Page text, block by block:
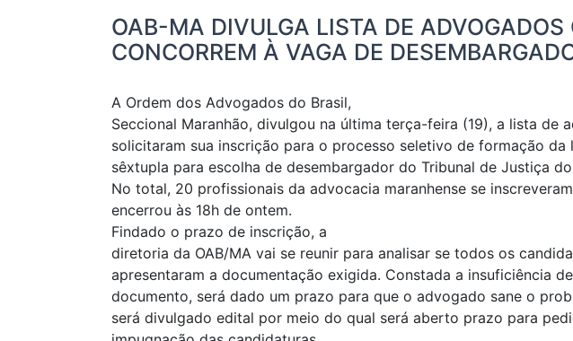
OAB-MA DIVULGA LISTA DE ADVOGADOS
CONCORREM À VAGA DE
A Ordem dos Advogados do Brasil,
Seccional Maranhão, divulgou na última terça-feira (19), a lista de
solicitaram sua inscrição para o processo seletivo de formação da
sêxtupla para escolha de desembargador do Tribunal de Justiça
No total, 20 profissionais da advocacia maranhense se
encerrou às 18h de ontem.
Findado o prazo de inscrição, a
diretoria da OAB/MA vai se reunir para analisar se todos os
apresentaram a documentação exigida. Constada a insuficiência
documento, será dado um prazo para que o advogado sane o
será divulgado edital por meio do qual será aberto prazo para